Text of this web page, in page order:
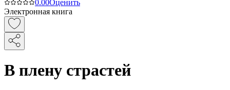
0.00Оценить
Электронная книга
В плену страстей